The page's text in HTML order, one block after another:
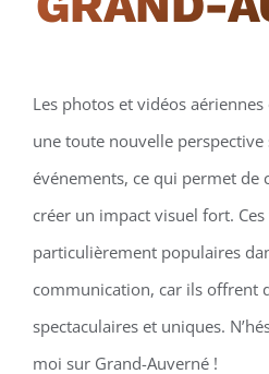
Les photos et vidéos
une toute nouvelle
événements, ce qui permet de
créer un impact visuel fort.
particulièrement populaires
communication, car ils offrent
spectaculaires et uniques.
moi sur Grand-Auverné !